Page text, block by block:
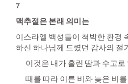
7
맥추절은 본래 의미는
이스라엘 백성들이 척박한 환경
하신 하나님께 드렸던 감사의 절
이것은 내가 흘린 땀과 수고
때를 따라 이른 비와 늦은 비